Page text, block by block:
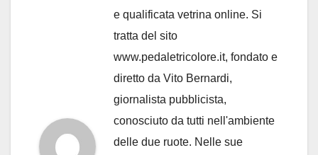
e qualificata vetrina online. Si
tratta del sito
www.pedaletricolore.it, fondato e
diretto da Vito Bernardi,
giornalista pubblicista,
conosciuto da tutti nell'ambiente
delle due ruote. Nelle sue